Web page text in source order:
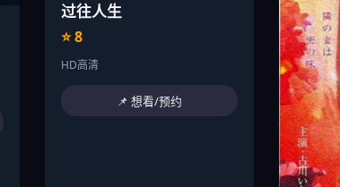
过往人生
⭐ 8
HD高清
📌 想看/预约